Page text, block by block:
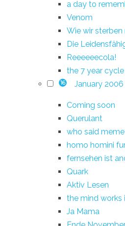
a day to
Venom
Wie wir
Die
Reeeeeecola!
the 7 year cycle
16 January 2006
Coming soon
Querulant
who said
homo homini
fernsehen ist
Quark
Aktiv Lesen
the mind works
Ja Mama